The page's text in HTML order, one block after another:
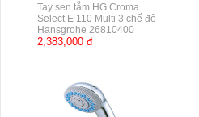
Tay sen tắm HG Croma
Select E 110 Multi 3 chế độ
Hansgrohe 26810400
2,383,000 đ